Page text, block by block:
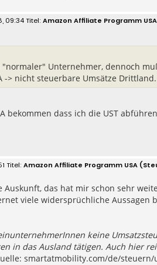
09:34 Amazon Affiliate Programm
"normaler" Unternehmer, dennoch
-> nicht steuerbare Umsätze Drittland.
bekommen dass ich die UST
Amazon Affiliate Programm USA
Auskunft, das hat mir schon sehr
viele widersprüchliche Aussagen
keine
in das Ausland tätigen. Auch hier
smartatmobility.com/de/